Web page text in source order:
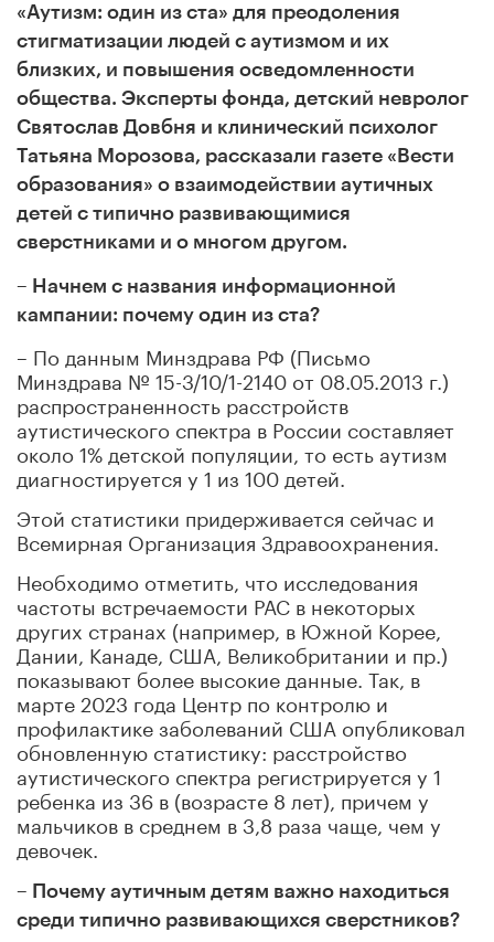
«Аутизм: один из ста» для преодоления
стигматизации людей с аутизмом и их
близких, и повышения осведомленности
общества. Эксперты фонда, детский невролог
Святослав Довбня и клинический психолог
Татьяна Морозова, рассказали газете «Вести
образования» о взаимодействии аутичных
детей с типично развивающимися
сверстниками и о многом другом.
– Начнем с названия информационной
кампании: почему один из ста?
– По данным Минздрава РФ (Письмо
Минздрава № 15-3/10/1-2140 от 08.05.2013 г.)
распространенность расстройств
аутистического спектра в России составляет
около 1% детской популяции, то есть аутизм
диагностируется у 1 из 100 детей.
Этой статистики придерживается сейчас и
Всемирная Организация Здравоохранения.
Необходимо отметить, что исследования
частоты встречаемости РАС в некоторых
других странах (например, в Южной Корее,
Дании, Канаде, США, Великобритании и пр.)
показывают более высокие данные. Так, в
марте 2023 года Центр по контролю и
профилактике заболеваний США опубликовал
обновленную статистику: расстройство
аутистического спектра регистрируется у 1
ребенка из 36 в (возрасте 8 лет), причем у
мальчиков в среднем в 3,8 раза чаще, чем у
девочек.
– Почему аутичным детям важно находиться
среди типично развивающихся сверстников?